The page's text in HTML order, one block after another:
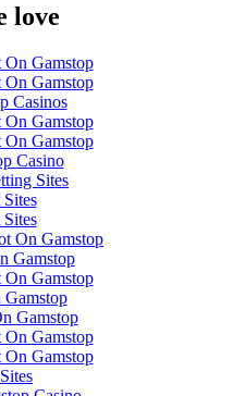
love
On Gamstop
Gamstop
Casinos
Gamstop
On Gamstop
Casino
Sites
On Gamstop
Gamstop
On Gamstop
Gamstop
Gamstop
On Gamstop
On Gamstop